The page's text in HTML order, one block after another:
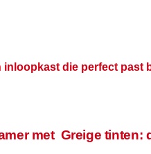
inloopkast die perfect past
Greige tinten:
met